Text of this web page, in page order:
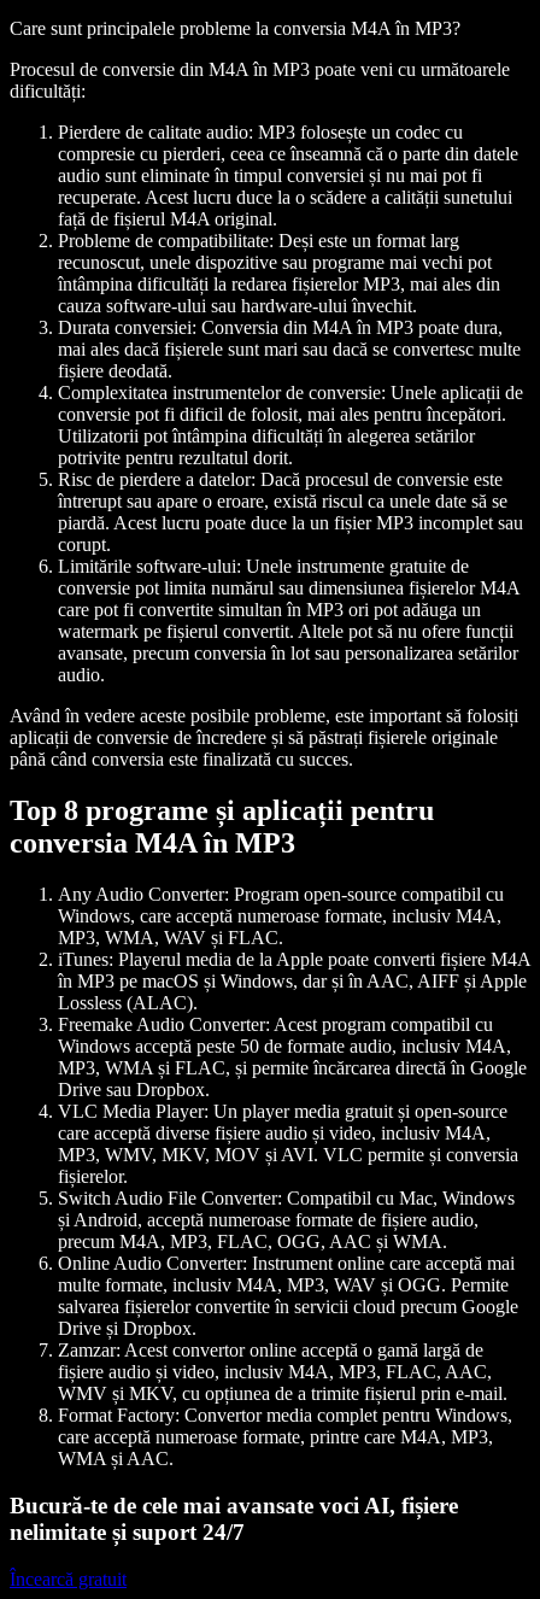
Care sunt principalele probleme la conversia M4A în MP3?
Procesul de conversie din M4A în MP3 poate veni cu următoarele
dificultăți:
Pierdere de calitate audio: MP3 folosește un codec cu
compresie cu pierderi, ceea ce înseamnă că o parte din datele
audio sunt eliminate în timpul conversiei și nu mai pot fi
recuperate. Acest lucru duce la o scădere a calității sunetului
față de fișierul M4A original.
Probleme de compatibilitate: Deși este un format larg
recunoscut, unele dispozitive sau programe mai vechi pot
întâmpina dificultăți la redarea fișierelor MP3, mai ales din
cauza software-ului sau hardware-ului învechit.
Durata conversiei: Conversia din M4A în MP3 poate dura,
mai ales dacă fișierele sunt mari sau dacă se convertesc multe
fișiere deodată.
Complexitatea instrumentelor de conversie: Unele aplicații de
conversie pot fi dificil de folosit, mai ales pentru începători.
Utilizatorii pot întâmpina dificultăți în alegerea setărilor
potrivite pentru rezultatul dorit.
Risc de pierdere a datelor: Dacă procesul de conversie este
întrerupt sau apare o eroare, există riscul ca unele date să se
piardă. Acest lucru poate duce la un fișier MP3 incomplet sau
corupt.
Limitările software-ului: Unele instrumente gratuite de
conversie pot limita numărul sau dimensiunea fișierelor M4A
care pot fi convertite simultan în MP3 ori pot adăuga un
watermark pe fișierul convertit. Altele pot să nu ofere funcții
avansate, precum conversia în lot sau personalizarea setărilor
audio.
Având în vedere aceste posibile probleme, este important să folosiți
aplicații de conversie de încredere și să păstrați fișierele originale
până când conversia este finalizată cu succes.
Top 8 programe și aplicații pentru
conversia M4A în MP3
Any Audio Converter: Program open-source compatibil cu
Windows, care acceptă numeroase formate, inclusiv M4A,
MP3, WMA, WAV și FLAC.
iTunes: Playerul media de la Apple poate converti fișiere M4A
în MP3 pe macOS și Windows, dar și în AAC, AIFF și Apple
Lossless (ALAC).
Freemake Audio Converter: Acest program compatibil cu
Windows acceptă peste 50 de formate audio, inclusiv M4A,
MP3, WMA și FLAC, și permite încărcarea directă în Google
Drive sau Dropbox.
VLC Media Player: Un player media gratuit și open-source
care acceptă diverse fișiere audio și video, inclusiv M4A,
MP3, WMV, MKV, MOV și AVI. VLC permite și conversia
fișierelor.
Switch Audio File Converter: Compatibil cu Mac, Windows
și Android, acceptă numeroase formate de fișiere audio,
precum M4A, MP3, FLAC, OGG, AAC și WMA.
Online Audio Converter: Instrument online care acceptă mai
multe formate, inclusiv M4A, MP3, WAV și OGG. Permite
salvarea fișierelor convertite în servicii cloud precum Google
Drive și Dropbox.
Zamzar: Acest convertor online acceptă o gamă largă de
fișiere audio și video, inclusiv M4A, MP3, FLAC, AAC,
WMV și MKV, cu opțiunea de a trimite fișierul prin e-mail.
Format Factory: Convertor media complet pentru Windows,
care acceptă numeroase formate, printre care M4A, MP3,
WMA și AAC.
Bucură-te de cele mai avansate voci AI, fișiere
nelimitate și suport 24/7
Încearcă gratuit